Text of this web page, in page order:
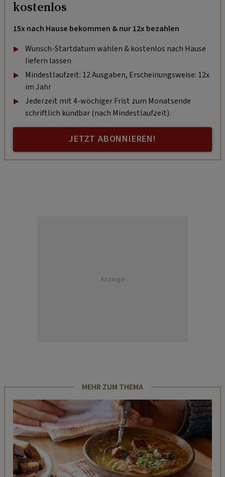
kostenlos
15x nach Hause bekommen & nur 12x bezahlen
Wunsch-Startdatum wählen & kostenlos nach Hause
liefern lassen
Mindestlaufzeit: 12 Ausgaben, Erscheinungsweise: 12x
im Jahr
Jederzeit mit 4-wöchiger Frist zum Monatsende
schriftlich kündbar (nach Mindestlaufzeit).
JETZT ABONNIEREN!
Anzeige
MEHR ZUM THEMA